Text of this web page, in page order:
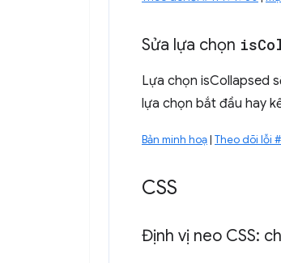
Sửa lựa chọn is
Lựa chọn isCollapsed
lựa chọn bắt đầu hay
Bản minh hoạ| Theo dõi lỗi
CSS
Định vị neo CSS: